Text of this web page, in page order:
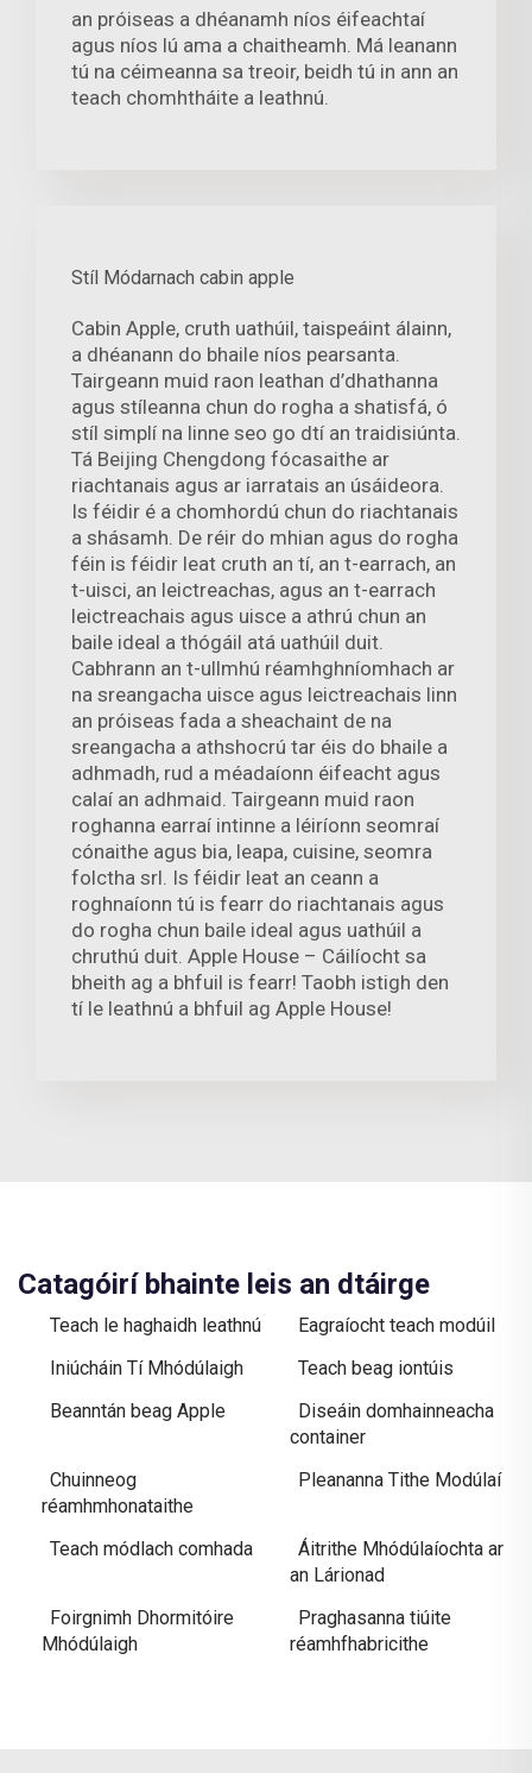
an próiseas a dhéanamh níos éifeachtaí
agus níos lú ama a chaitheamh. Má leanann
tú na céimeanna sa treoir, beidh tú in ann an
teach chomhtháite a leathnú.
Stíl Módarnach cabin apple
Cabin Apple, cruth uathúil, taispeáint álainn,
a dhéanann do bhaile níos pearsanta.
Tairgeann muid raon leathan d’dhathanna
agus stíleanna chun do rogha a shatisfá, ó
stíl simplí na linne seo go dtí an traidisiúnta.
Tá Beijing Chengdong fócasaithe ar
riachtanais agus ar iarratais an úsáideora.
Is féidir é a chomhordú chun do riachtanais
a shásamh. De réir do mhian agus do rogha
féin is féidir leat cruth an tí, an t-earrach, an
t-uisci, an leictreachas, agus an t-earrach
leictreachais agus uisce a athrú chun an
baile ideal a thógáil atá uathúil duit.
Cabhrann an t-ullmhú réamhghníomhach ar
na sreangacha uisce agus leictreachais linn
an próiseas fada a sheachaint de na
sreangacha a athshocrú tar éis do bhaile a
adhmadh, rud a méadaíonn éifeacht agus
calaí an adhmaid. Tairgeann muid raon
roghanna earraí intinne a léiríonn seomraí
cónaithe agus bia, leapa, cuisine, seomra
folctha srl. Is féidir leat an ceann a
roghnaíonn tú is fearr do riachtanais agus
do rogha chun baile ideal agus uathúil a
chruthú duit. Apple House – Cáilíocht sa
bheith ag a bhfuil is fearr! Taobh istigh den
tí le leathnú a bhfuil ag Apple House!
Catagóirí bhainte leis an dtáirge
Teach le haghaidh leathnú
Eagraíocht teach modúil
Iniúcháin Tí Mhódúlaigh
Teach beag iontúis
Beanntán beag Apple
Diseáin domhainneacha
container
Chuinneog
réamhmhonataithe
Pleananna Tithe Modúlaí
Teach módlach comhada
Áitrithe Mhódúlaíochta ar
an Lárionad
Foirgnimh Dhormitóire
Mhódúlaigh
Praghasanna tiúite
réamhfhabricithe